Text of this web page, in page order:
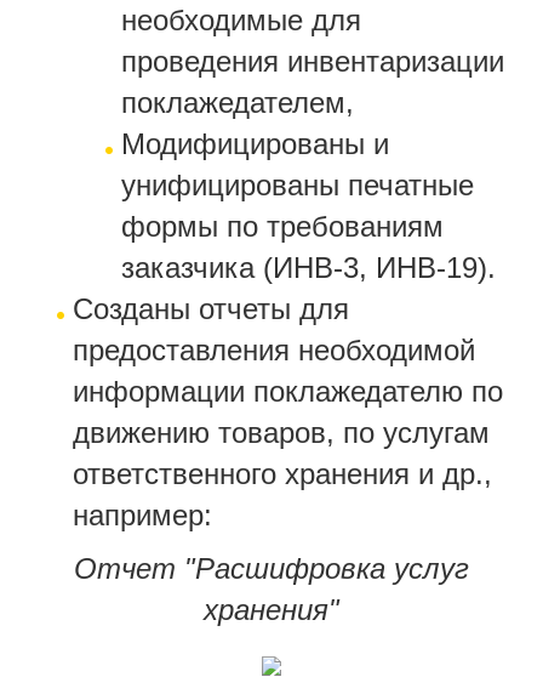
необходимые для
проведения инвентаризации
поклажедателем,
Модифицированы и
унифицированы печатные
формы по требованиям
заказчика (ИНВ-3, ИНВ-19).
Созданы отчеты для
предоставления необходимой
информации поклажедателю по
движению товаров, по услугам
ответственного хранения и др.,
например:
Отчет "Расшифровка услуг
хранения"